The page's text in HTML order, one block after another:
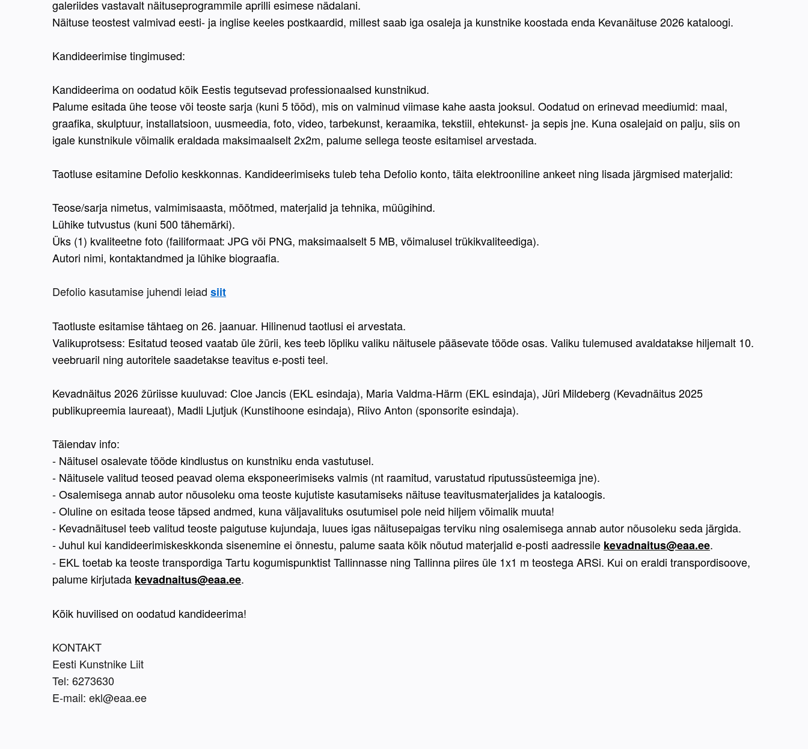
galeriides vastavalt näituseprogrammile aprilli esimese nädalani.
Näituse teostest valmivad eesti- ja inglise keeles postkaardid, millest saab iga osaleja ja kunstnike koostada enda Kevanäituse 2026 kataloogi.
Kandideerimise tingimused:
Kandideerima on oodatud kõik Eestis tegutsevad professionaalsed kunstnikud.
Palume esitada ühe teose või teoste sarja (kuni 5 tööd), mis on valminud viimase kahe aasta jooksul. Oodatud on erinevad meediumid: maal,
graafika, skulptuur, installatsioon, uusmeedia, foto, video, tarbekunst, keraamika, tekstiil, ehtekunst- ja sepis jne. Kuna osalejaid on palju, siis on
igale kunstnikule võimalik eraldada maksimaalselt 2x2m, palume sellega teoste esitamisel arvestada.
Taotluse esitamine Defolio keskkonnas. Kandideerimiseks tuleb teha Defolio konto, täita elektrooniline ankeet ning lisada järgmised materjalid:
Teose/sarja nimetus, valmimisaasta, mõõtmed, materjalid ja tehnika, müügihind.
Lühike tutvustus (kuni 500 tähemärki).
Üks (1) kvaliteetne foto (failiformaat: JPG või PNG, maksimaalselt 5 MB, võimalusel trükikvaliteediga).
Autori nimi, kontaktandmed ja lühike biograafia.
Defolio kasutamise juhendi leiad siit
Taotluste esitamise tähtaeg on 26. jaanuar. Hilinenud taotlusi ei arvestata.
Valikuprotsess: Esitatud teosed vaatab üle žürii, kes teeb lõpliku valiku näitusele pääsevate tööde osas. Valiku tulemused avaldatakse hiljemalt 10.
veebruaril ning autoritele saadetakse teavitus e-posti teel.
Kevadnäitus 2026 žüriisse kuuluvad: Cloe Jancis (EKL esindaja), Maria Valdma-Härm (EKL esindaja), Jüri Mildeberg (Kevadnäitus 2025
publikupreemia laureaat), Madli Ljutjuk (Kunstihoone esindaja), Riivo Anton (sponsorite esindaja).
Täiendav info:
- Näitusel osalevate tööde kindlustus on kunstniku enda vastutusel.
- Näitusele valitud teosed peavad olema eksponeerimiseks valmis (nt raamitud, varustatud riputussüsteemiga jne).
- Osalemisega annab autor nõusoleku oma teoste kujutiste kasutamiseks näituse teavitusmaterjalides ja kataloogis.
- Oluline on esitada teose täpsed andmed, kuna väljavalituks osutumisel pole neid hiljem võimalik muuta!
- Kevadnäitusel teeb valitud teoste paigutuse kujundaja, luues igas näitusepaigas terviku ning osalemisega annab autor nõusoleku seda järgida.
- Juhul kui kandideerimiskeskkonda sisenemine ei õnnestu, palume saata kõik nõutud materjalid e-posti aadressile kevadnaitus@eaa.ee.
- EKL toetab ka teoste transpordiga Tartu kogumispunktist Tallinnasse ning Tallinna piires üle 1x1 m teostega ARSi. Kui on eraldi transpordisoove,
palume kirjutada kevadnaitus@eaa.ee.
Kõik huvilised on oodatud kandideerima!
KONTAKT
Eesti Kunstnike Liit
Tel: 6273630
E-mail: ekl@eaa.ee